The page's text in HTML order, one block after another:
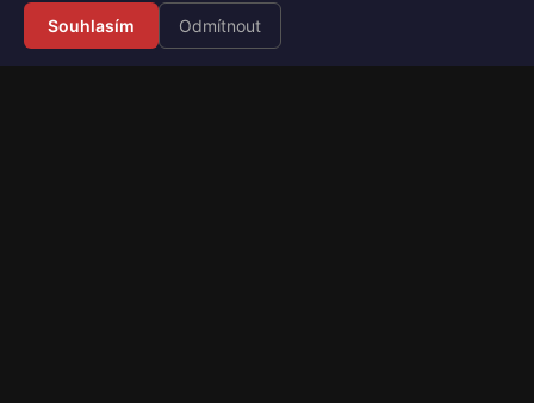
Váš průvodce světem videoher. Novinky, recenze a česko-
Souhlasím
Odmítnout